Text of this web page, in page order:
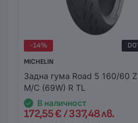
-14%
MICHELIN
Задна гума Road 5 160/60
M/C (69W) R TL
В наличност
172,55 € / 337,48 лв.